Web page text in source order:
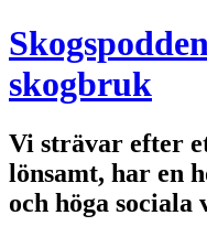
Hoppa
till
innehåll
skogbruk
Vi strävar efter
lönsamt, har en
och höga sociala